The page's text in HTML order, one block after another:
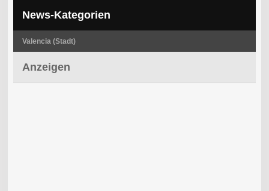
News-Kategorien
Valencia (Stadt)
Anzeigen